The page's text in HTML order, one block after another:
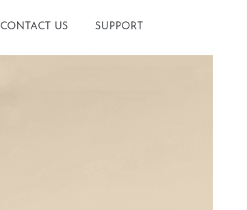
CONTACT US SUPPORT